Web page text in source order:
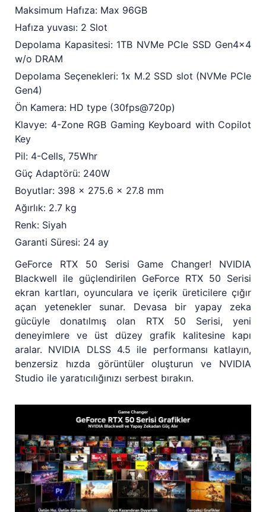
Maksimum Hafıza: Max 96GB
Hafıza yuvası: 2 Slot
Depolama Kapasitesi: 1TB NVMe PCIe SSD Gen4x4
w/o DRAM
Depolama Seçenekleri: 1x M.2 SSD slot (NVMe PCIe
Gen4)
Ön Kamera: HD type (30fps@720p)
Klavye: 4-Zone RGB Gaming Keyboard with Copilot
Key
Pil: 4-Cells, 75Whr
Güç Adaptörü: 240W
Boyutlar: 398 x 275.6 x 27.8 mm
Ağırlık: 2.7 kg
Renk: Siyah
Garanti Süresi: 24 ay
GeForce RTX 50 Serisi Game Changer! NVIDIA
Blackwell ile güçlendirilen GeForce RTX 50 Serisi
ekran kartları, oyunculara ve içerik üreticilere çığır
açan yetenekler sunar. Devasa bir yapay zeka
gücüyle donatılmış olan RTX 50 Serisi, yeni
deneyimlere ve üst düzey grafik kalitesine kapı
aralar. NVIDIA DLSS 4.5 ile performansı katlayın,
benzersiz hızda görüntüler oluşturun ve NVIDIA
Studio ile yaratıcılığınızı serbest bırakın.